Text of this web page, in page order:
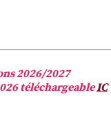
2026/2027
téléchargeableIC